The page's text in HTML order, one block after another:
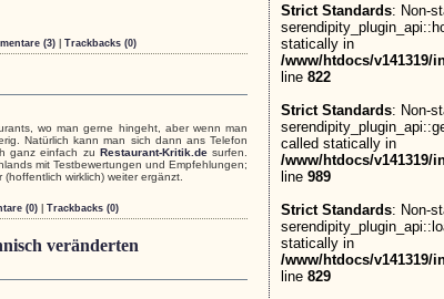
(3)| Trackbacks (0)
wo man gerne hingeht, aber wenn man
Natürlich kann man sich dann ans Telefon
ganz einfach zu Restaurant-Kritik.desurfen.
mit Testbewertungen und Empfehlungen;
wirklich) weiter ergänzt.
(0)| Trackbacks (0)
veränderten
Strict Standards: Non-
statically in
/www/htdocs/
line 822
Strict Standards: Non-
called statically in
/www/htdocs/
line 989
Strict Standards: Non-
statically in
/www/htdocs/
line 829